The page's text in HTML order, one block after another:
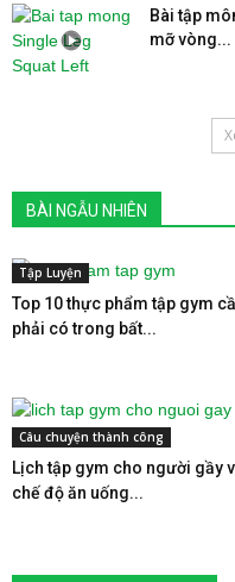
Bài tập
mỡ vòng...
BÀI NGẪU NHIÊN
Tập Luyện
Top 10 thực phẩm tập gym
phải có trong bất...
Câu chuyện thành công
Lịch tập gym cho người gầy
chế độ ăn uống...